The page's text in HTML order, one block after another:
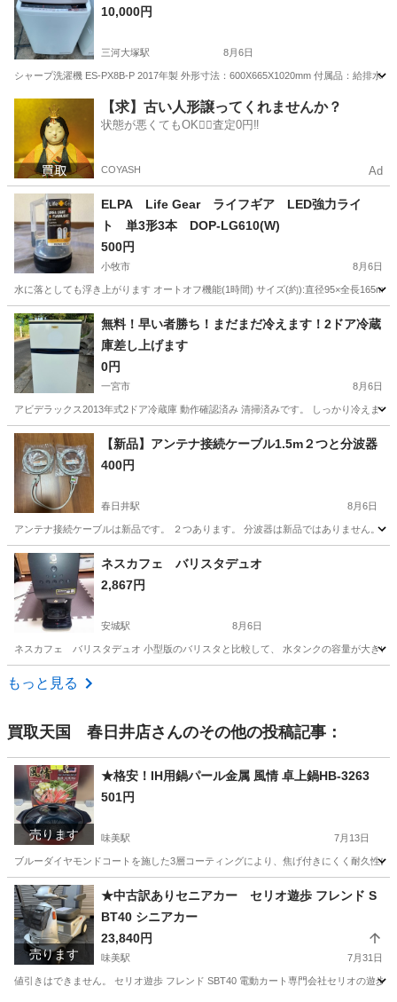
10,000円
三河大塚駅 8月6日
シャープ洗濯機 ES-PX8B-P 2017年製 外形寸法：600X665X1020mm 付属品：給
三河大塚駅 生活家電 シャープ
【求】古い人形譲ってくれませんか？
状態が悪くてもOK🙆‍♀️査定0円‼️
COYASH Ad
ELPA Life Gear ライフギア LED強力ライ
ト 単3形3本 DOP-LG610(W)
500円
小牧市 8月6日
水に落としても浮き上がります オートオフ機能(1時間) サイズ(約):直径95×全長
愛知 小牧市 その他 三重 桑名市 その他 DOP
無料！早い者勝ち！まだまだ冷えます！2ドア冷蔵
庫差し上げます
0円
一宮市 8月6日
アビデラックス2013年式2ドア冷蔵庫 動作確認済み 清掃済みです。 しっかり冷えま
愛知 一宮市 キッチン家電 ドア
【新品】アンテナ接続ケーブル1.5m２つと分波器
400円
春日井駅 8月6日
アンテナ接続ケーブルは新品です。 ２つあります。 分波器は新品ではありません。
愛知 春日井市 春日井駅 その他 分波器
ネスカフェ バリスタデュオ
2,867円
安城駅 8月6日
ネスカフェ バリスタデュオ 小型版のバリスタと比較して、 水タンクの容量が大きい
愛知 安城市
もっと見る
買取天国 春日井店さんのその他の投稿記事：
売ります
★格安！IH用鍋パール金属 風情 卓上鍋HB-3263
501円
味美駅 7月13日
ブルーダイヤモンドコートを施した3層コーティングにより、焦げ付きにくく耐久性
愛知 春日井市 味美駅 調理器具
売ります
★中古訳ありセニアカー セリオ遊歩 フレンド S
BT40 シニアカー
23,840円
味美駅 7月31日
値引きはできません。 セリオ遊歩 フレンド SBT40 電動カート専門会社セリオの遊